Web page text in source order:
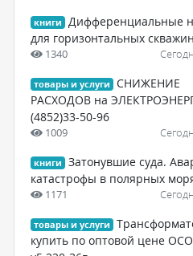
книги
Дифференциальные
для горизонтальных скважин
1340
товары и услуги
СНИЖЕНИЕ
РАСХОДОВ на
(4852)33-50-96
1009
книги
Затонувшие суда.
катастрофы в полярных
1171
товары и услуги
купить по оптовой цене